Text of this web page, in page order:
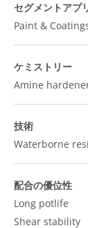
セグメントアプ
Paint &
ケミストリー
Amine
技術
Waterborne
配合の優位性
Long potlife
Shear stability